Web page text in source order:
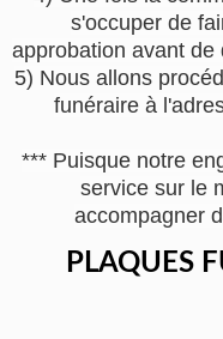
s'occuper de
approbation avant de
5) Nous allons
funéraire à
*** Puisque notre
service sur le
accompagner
PLAQUES